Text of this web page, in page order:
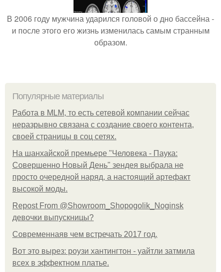
В 2006 году мужчина ударился головой о дно бассейна -
и после этого его жизнь изменилась самым странным
образом.
Популярные материалы
Работа в MLM, то есть сетевой компании сейчас
неразрывно связана с создание своего контента,
своей страницы в соц сетях.
На шанхайской премьере "Человека - Паука:
Совершенно Новый День" зендея выбрала не
просто очередной наряд, а настоящий артефакт
высокой моды.
Repost From @Showroom_Shopogolik_Noginsk
девочки выпускницы?
Современнаяв чем встречать 2017 год.
Вот это вырез: роузи хантингтон - уайтли затмила
всех в эффектном платьe.